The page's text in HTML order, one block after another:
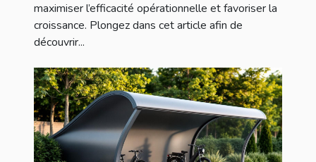
maximiser l’efficacité opérationnelle et favoriser la
croissance. Plongez dans cet article afin de
découvrir...